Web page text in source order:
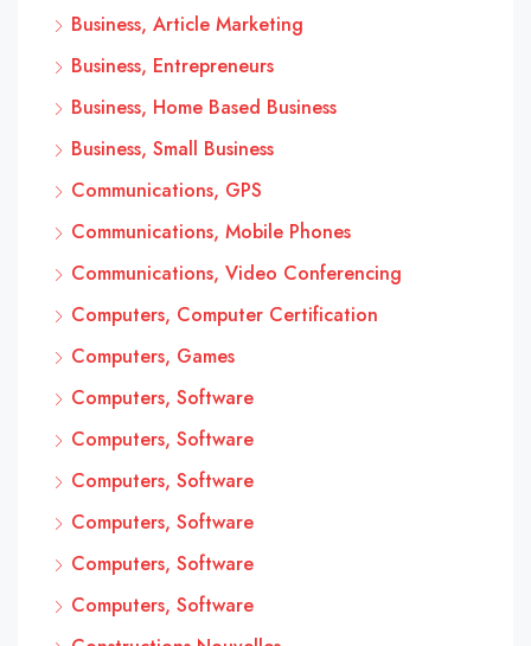
Business, Article Marketing
Business, Entrepreneurs
Business, Home Based Business
Business, Small Business
Communications, GPS
Communications, Mobile Phones
Communications, Video Conferencing
Computers, Computer Certification
Computers, Games
Computers, Software
Computers, Software
Computers, Software
Computers, Software
Computers, Software
Computers, Software